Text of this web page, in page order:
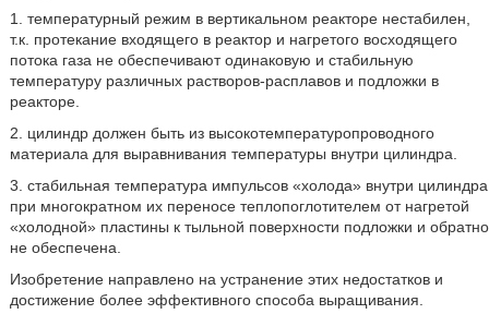
1. температурный режим в вертикальном реакторе нестабилен,
т.к. протекание входящего в реактор и нагретого восходящего
потока газа не обеспечивают одинаковую и стабильную
температуру различных растворов-расплавов и подложки в
реакторе.
2. цилиндр должен быть из высокотемпературопроводного
материала для выравнивания температуры внутри цилиндра.
3. стабильная температура импульсов «холода» внутри цилиндра
при многократном их переносе теплопоглотителем от нагретой
«холодной» пластины к тыльной поверхности подложки и обратно
не обеспечена.
Изобретение направлено на устранение этих недостатков и
достижение более эффективного способа выращивания.